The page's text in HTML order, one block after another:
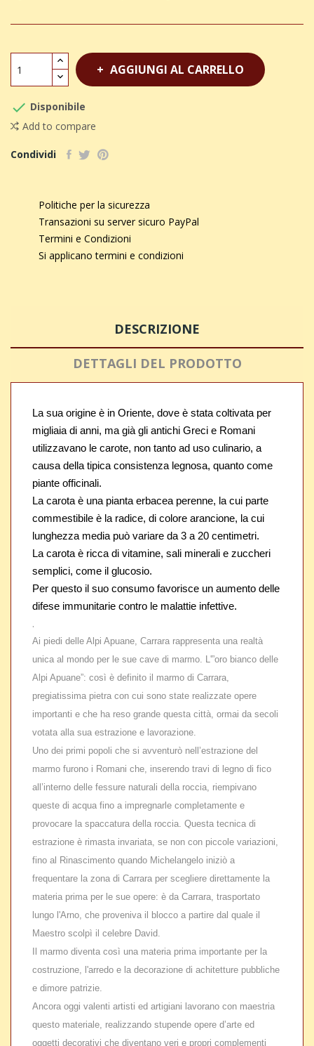
AGGIUNGI AL CARRELLO
 Disponibile
Add to compare
Condividi
Politiche per la sicurezza
Transazioni su server sicuro PayPal
Termini e Condizioni
Si applicano termini e condizioni
DESCRIZIONE
DETTAGLI DEL PRODOTTO
La sua origine è in Oriente, dove è stata coltivata per
migliaia di anni, ma già gli antichi Greci e Romani
utilizzavano le carote, non tanto ad uso culinario, a
causa della tipica consistenza legnosa, quanto come
piante officinali.
La carota è una pianta erbacea perenne, la cui parte
commestibile è la radice, di colore arancione, la cui
lunghezza media può variare da 3 a 20 centimetri.
La carota è ricca di vitamine, sali minerali e zuccheri
semplici, come il glucosio.
Per questo il suo consumo favorisce un aumento delle
difese immunitarie contro le malattie infettive.
.
Ai piedi delle Alpi Apuane, Carrara rappresenta una realtà
unica al mondo per le sue cave di marmo. L'”oro bianco delle
Alpi Apuane”: così è definito il marmo di Carrara,
pregiatissima pietra con cui sono state realizzate opere
importanti e che ha reso grande questa città, ormai da secoli
votata alla sua estrazione e lavorazione.
Uno dei primi popoli che si avventurò nell’estrazione del
marmo furono i Romani che, inserendo travi di legno di fico
all’interno delle fessure naturali della roccia, riempivano
queste di acqua fino a impregnarle completamente e
provocare la spaccatura della roccia. Questa tecnica di
estrazione è rimasta invariata, se non con piccole variazioni,
fino al Rinascimento quando Michelangelo iniziò a
frequentare la zona di Carrara per scegliere direttamente la
materia prima per le sue opere: è da Carrara, trasportato
lungo l'Arno, che proveniva il blocco a partire dal quale il
Maestro scolpì il celebre David.
Il marmo diventa così una materia prima importante per la
costruzione, l'arredo e la decorazione di achitetture pubbliche
e dimore patrizie.
Ancora oggi valenti artisti ed artigiani lavorano con maestria
questo materiale, realizzando stupende opere d’arte ed
oggetti decorativi che diventano veri e propri complementi